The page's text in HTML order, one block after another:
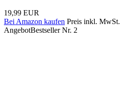
19,99 EUR
Bei Amazon kaufen Preis inkl.
AngebotBestseller Nr. 2